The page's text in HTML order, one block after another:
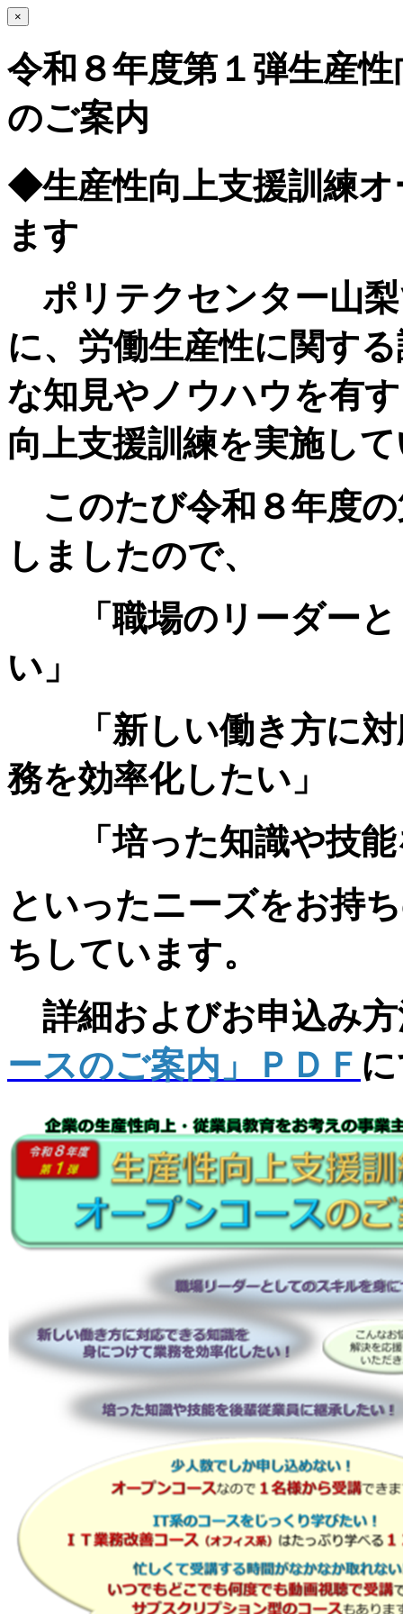
×
令和８年度第１弾生産
のご案内
◆生産性向上支援訓練
ます
ポリテクセンター山
に、労働生産性に関す
な知見やノウハウを有
向上支援訓練を実施し
このたび令和８年度
しましたので、
「職場のリーダーと
い」
「新しい働き方に対
務を効率化したい」
「培った知識や技能
といったニーズをお持
ちしています。
詳細およびお申込み
ースのご案内」ＰＤＦ